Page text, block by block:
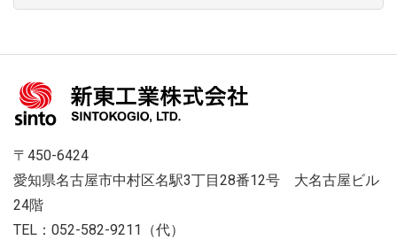
〒450-6424
愛知県名古屋市中村区名駅3丁目28番12号 大名古屋ビル
24階
TEL：052-582-9211（代）